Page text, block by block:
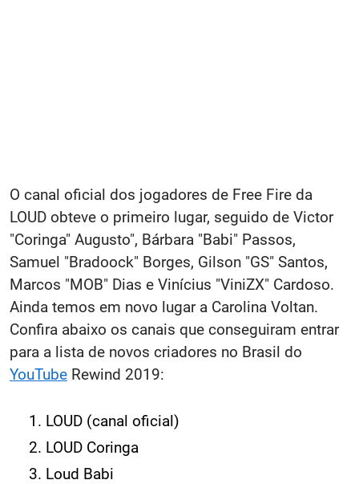
O canal oficial dos jogadores de Free Fire da
LOUD obteve o primeiro lugar, seguido de Victor
"Coringa" Augusto", Bárbara "Babi" Passos,
Samuel "Bradoock" Borges, Gilson "GS" Santos,
Marcos "MOB" Dias e Vinícius "ViniZX" Cardoso.
Ainda temos em novo lugar a Carolina Voltan.
Confira abaixo os canais que conseguiram entrar
para a lista de novos criadores no Brasil do
YouTube Rewind 2019:
LOUD (canal oficial)
LOUD Coringa
Loud Babi